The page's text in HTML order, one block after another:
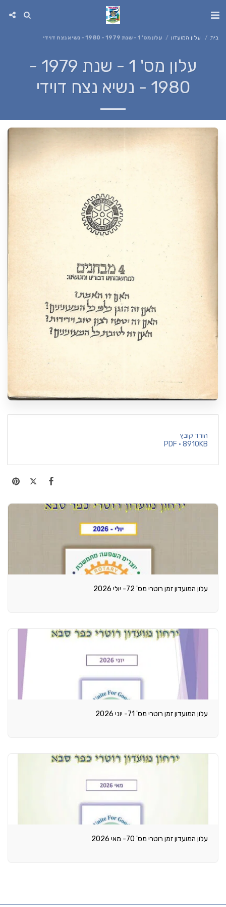
בית עלון המועדון עלון מס' 1 - שנת 1979 - 1980 - נשיא נצח דוידי
עלון מס' 1 - שנת 1979 -
1980 - נשיא נצח דוידי
הורד קובץ
PDF • 8910KB
עלון המועדון זמן רוטרי מס' 72- יולי 2026
עלון המועדון זמן רוטרי מס' 71- יוני 2026
עלון המועדון זמן רוטרי מס' 70- מאי 2026